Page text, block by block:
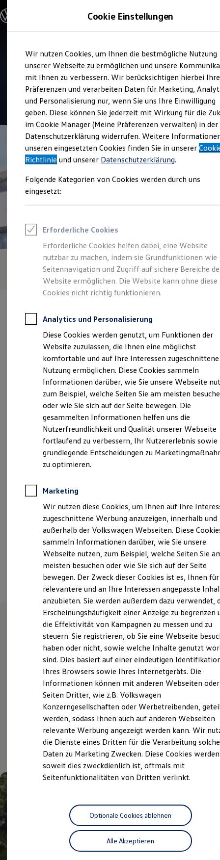
Hauptinhalt
springen
Footer
springen
Modelle & Konfigurator
Nutzfahrzeugkategorien entdecken
Modelle konfigurieren
Vorgängermodelle und Oldtimer
Vorgängermodelle
Oldtimer
Bulli Historie
Branchenlösungen & Gewerbekunden
Umbaulösungen und Hersteller finden
Auf- und Umbauten entdecken & konfigurieren
Groß- und Sonderkunden
Großkunden
Kommunen & Behörden
Journalisten
Sportvereine
Branchenlösungen
Gewerbliche Personenbeförderung
Service & mobile Werkstätten
Kühlfahrzeuge
ONE Business ID Vorteile
Fahrzeugsuche & Marktplatz
Fahrzeugsuche
Fahrzeuge online kaufen
Digitaler Marktplatz
Kauf & Finanzierung
Online-Fahrzeugbewertung
Aktionen & Angebote
Für Gewerbekunden
Profi Paket
TopDeal
Gebrauchtwagen
ProfiPartner für Gebrauchtwagen
Zertifizierte Gebrauchtwagen
Finanzierung
Für Privatkunden
Für Gewerbekunden
Leasing
Für Privatkunden
Für Gewerbekunden
Versicherungen & Garantien
Garantien
Kfz-Versicherung für Nutzfahrzeuge
Restschuldversicherung
Wartungsverträge
Besitzer & Service
Sommer-Special
Reparatur, Pflege & Inspektion
Servicetermin anfragen
Service-Vorteile bei Volkswagen Nutzfahrzeuge
Economy Service
Räder & Reifen Service
Ersatzfahrzeuge
Notdienst und Pannenhilfe
Software, Konnektivität & Apps
California App
VW Connect für Ihren ID. Buzz
VW Connect für Ihren Transporter/Caravelle
VW Connect für Ihren Amarok
VW Connect für andere Modelle
Connect Pro
Fleet Interface Data
Multistop Pathfinder
Übersicht Software Updates
Hilfreiches für Besitzer
Fahrerassistenz- und Sicherheitssysteme
Kontrollleuchten
Kurzfahrprofile und Ölverdünnung
Batterieverordnung
XTL-Dieselkraftstoff
Ersatzteile und Betriebsflüssigkeiten
Original Zubehör und Lifestyle Produkte
myVolkswagen Business
Elektrisch & Autonom
Elektro - & Hybridfahrzeuge
Klimafreundlicher Strom
Ladezeitensimulator
Ladelösungen für Privatkunden
Ladelösungen für Gewerbekunden
Wallbox und Ladekabel
Bidirektionales Laden
Förderung & Kosten der Elektrofahrzeuge
Service
Autohaus Spindler
Kreuzwertheim
4.5|38 Bewertungen
Verantwortlich für die Inhalte auf dieser Seite ist die Autohaus
Spindler Kreuzwertheim GmbH - Co. KG
Impressum & Rechtliches)
Haslocher Straße 23, 97892 Kreuzwertheim
kreuzwertheim@spindler-gruppe.de
+49 9342 92500
Montag-Freitag 07:00-18:00 Uhr
Samstag
Ansprechpartner
Unsere Leistungenim
Überblick
Service
Aktuelle Highlights
und Angebote
Cookie Einstellungen
Wir nutzen Cookies, um Ihnen die bestmögliche Nutzung
unserer Webseite zu ermöglichen und unsere
mit Ihnen zu verbessern. Wir berücksichtigen hierbei Ihre
Präferenzen und verarbeiten Daten für Marketing,
und Personalisierung nur, wenn Sie uns Ihre Einwilligung
geben. Diese können Sie jederzeit mit Wirkung für die
im Cookie Manager (Meine Präferenzen verwalten) in der
Datenschutzerklärung widerrufen. Weitere
unseren eingesetzten Cookies finden Sie in unserer
Richtlinie und unserer Datenschutzerklärung.
Folgende Kategorien von Cookies werden durch uns
eingesetzt:
Erforderliche Cookies
Erforderliche Cookies helfen dabei, eine Website
nutzbar zu machen, indem sie Grundfunktionen wie
Seitennavigation und Zugriff auf sichere Bereiche
Website ermöglichen. Die Website kann ohne diese
Cookies nicht richtig funktionieren.
Analytics und Personalisierung
Diese Cookies werden genutzt, um Funktionen der
Website zuzulassen, die Ihnen eine möglichst
komfortable und auf Ihre Interessen zugeschnittene
Nutzung ermöglichen. Diese Cookies sammeln
Informationen darüber, wie Sie unsere Webseite
zum Beispiel, welche Seiten Sie am meisten
oder wie Sie sich auf der Seite bewegen. Die
gesammelten Informationen helfen uns die
Nutzerfreundlichkeit und Qualität unserer Webseite
fortlaufend zu verbessern, Ihr Nutzererlebnis sowie
grundlegende Entscheidungen zu
zu optimieren.
Marketing
Wir nutzen diese Cookies, um Ihnen auf Ihre
zugeschnittene Werbung anzuzeigen, innerhalb und
außerhalb der Volkswagen Webseiten. Diese
sammeln Informationen darüber, wie Sie unsere
Webseite nutzen, zum Beispiel, welche Seiten Sie
meisten besuchen oder wie Sie sich auf der Seite
bewegen. Der Zweck dieser Cookies ist es, Ihnen für
relevantere und an Ihre Interessen angepasste
anzubieten. Sie werden außerdem dazu verwendet,
Erscheinungshäufigkeit einer Anzeige zu begrenzen
die Effektivität von Kampagnen zu messen und zu
steuern. Sie registrieren, ob Sie eine Webseite
haben oder nicht, sowie welche Inhalte genutzt
sind. Dies basiert auf einer eindeutigen
Ihres Browsers sowie Ihres Internetgeräts. Die
Informationen können mit anderen Webseiten oder
Seiten Dritter, wie z.B. Volkswagen
Konzerngesellschaften oder Werbetreibenden,
werden, sodass Ihnen auch auf anderen Webseiten
relevante Werbung angezeigt werden kann. Wir
die Dienste eines Dritten für die Verarbeitung
Daten zu Marketing Zwecken. Diese Cookies
soweit dies zweckdienlich ist, oftmals mit
Seitenfunktionalitäten von Dritten verlinkt.
Alle Akzeptieren
Optionale Cookies ablehnen